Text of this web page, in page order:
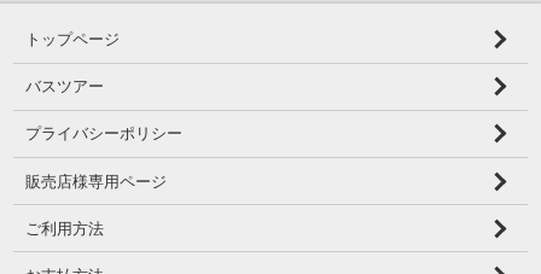
トップページ
バスツアー
プライバシーポリシー
販売店様専用ページ
ご利用方法